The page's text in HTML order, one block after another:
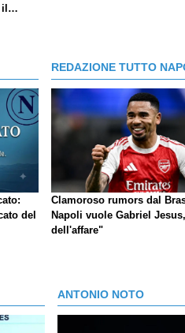
il
del
REDAZIONE TUTTO
Clamoroso rumors dal
Napoli vuole Gabriel
dell'affare"
ANTONIO NOTO